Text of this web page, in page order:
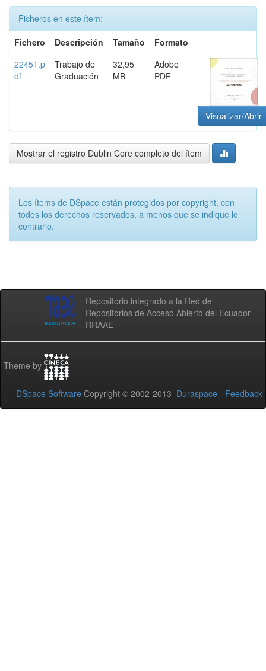
Ficheros en este ítem:
Fichero
Descripción Tamaño
Formato
22451.p
df
Trabajo de
Graduación
32,95
MB
Adobe
PDF
Visualizar/Abrir
Mostrar el registro Dublin Core completo del ítem
Los ítems de DSpace están protegidos por copyright, con
todos los derechos reservados, a menos que se indique lo
contrario.
Repositorio integrado a la Red de
Repositorios de Acceso Abierto del Ecuador -
RRAAE
Theme by
DSpace Software Copyright © 2002-2013 Duraspace - Feedback